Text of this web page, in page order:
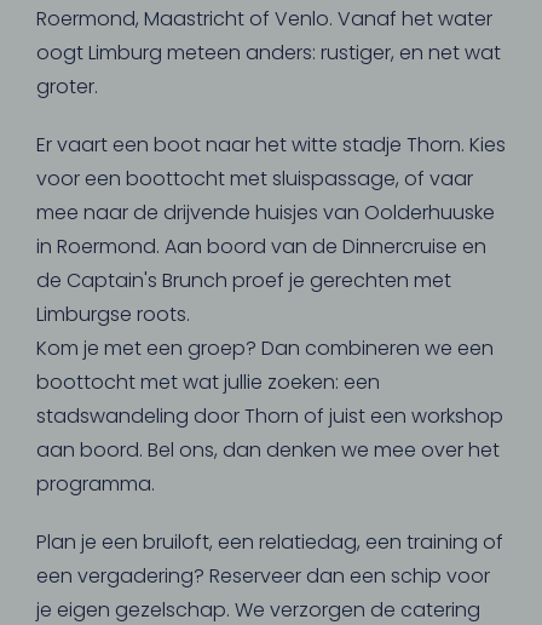
Roermond, Maastricht of Venlo. Vanaf het water
oogt Limburg meteen anders: rustiger, en net wat
groter.
Er vaart een boot naar het witte stadje Thorn. Kies
voor een boottocht met sluispassage, of vaar
mee naar de drijvende huisjes van Oolderhuuske
in Roermond. Aan boord van de Dinnercruise en
de Captain's Brunch proef je gerechten met
Limburgse roots.
Kom je met een groep? Dan combineren we een
boottocht met wat jullie zoeken: een
stadswandeling door Thorn of juist een workshop
aan boord. Bel ons, dan denken we mee over het
programma.
Plan je een bruiloft, een relatiedag, een training of
een vergadering? Reserveer dan een schip voor
je eigen gezelschap. We verzorgen de catering